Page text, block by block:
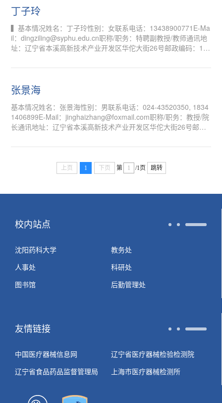
科大学制药工程学院微生物与生化药学专业攻读硕士学位。2007
年05月转为直博生，...
丁子玲
▍基本情况姓名：丁子玲性别：女联系电话：13438900771E-Ma
il：dingziling@syphu.edu.cn职称/职务：特聘副教授/教师通讯地
址：辽宁省本溪高新技术产业开发区华佗大街26号邮政编码：11
析化学，博士2015/09–2018/06，西南石油大学，化学工程与技
作经历2024/07–至今，沈阳药科大学，医疗器械学院，教师202
3/08–...
张景海
基本情况姓名：张景海性别：男联系电话：024-43520350, 1834
1406899E-Mail：jinghaizhang@foxmail.com职称/职务：教授/院
长通讯地址：辽宁省本溪高新技术产业开发区华佗大街26号邮政
上页 1 下页 第 /1页 跳转
校内站点
沈阳药科大学
教务处
人事处
科研处
图书馆
后勤管理处
友情链接
中国医疗器械信息网
辽宁省医疗器械检验检测院
辽宁省食品药品监督管理局
上海市医疗器械检测所